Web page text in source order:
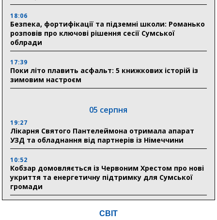
18:06
Безпека, фортифікації та підземні школи: Романько
розповів про ключові рішення сесії Сумської
облради
17:39
Поки літо плавить асфальт: 5 книжкових історій із
зимовим настроєм
05 серпня
19:27
Лікарня Святого Пантелеймона отримала апарат
УЗД та обладнання від партнерів із Німеччини
10:52
Кобзар домовляється із Червоним Хрестом про нові
укриття та енергетичну підтримку для Сумської
громади
Понад 8 мільйонів книжок згоріли. Як допомогти
СВІТ